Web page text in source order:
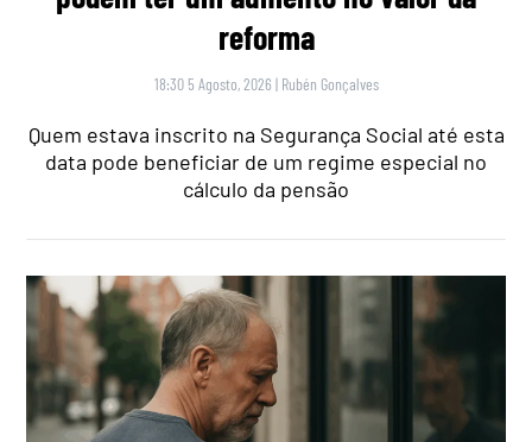
reforma
18:30 5 Agosto, 2026 | Rubén Gonçalves
Quem estava inscrito na Segurança Social até esta
data pode beneficiar de um regime especial no
cálculo da pensão